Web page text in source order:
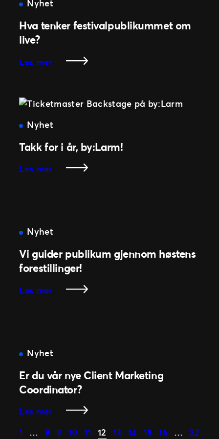
Nyhet
Hva tenker festivalpublikummet om
live?
Les mer:
festivalpublikummet
om
live?
Nyhet
Takk for i år, by:Larm!
Les mer:
by:Larm!
Nyhet
Vi guider publikum gjennom høstens
forestillinger!
Les mer:
høstens
Nyhet
Er du vår nye Client Marketing
Coordinator?
Les mer:
du
1 … 8 9 10 11 12 13 14 15 16 … 22